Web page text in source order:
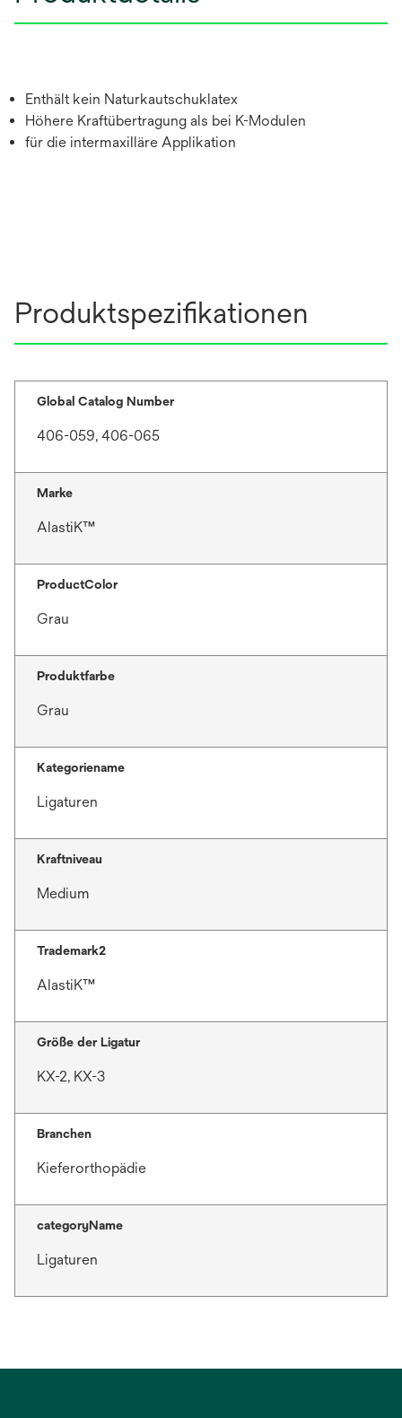
Enthält kein Naturkautschuklatex
Höhere Kraftübertragung als bei K-Modulen
für die intermaxilläre Applikation
Produktspezifikationen
Global Catalog Number
406-059, 406-065
Marke
AlastiK™
ProductColor
Grau
Produktfarbe
Grau
Kategoriename
Ligaturen
Kraftniveau
Medium
Trademark2
AlastiK™
Größe der Ligatur
KX-2, KX-3
Branchen
Kieferorthopädie
categoryName
Ligaturen